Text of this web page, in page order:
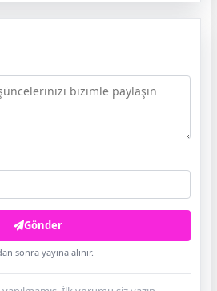
Gönder
sonra yayına alınır.